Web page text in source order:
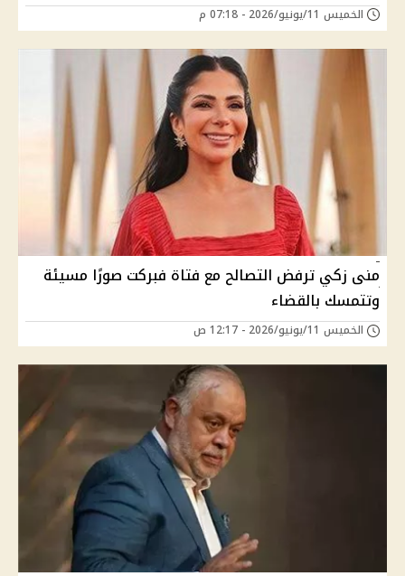
الخميس 11/يونيو/2026 - 07:18 م
منى زكي ترفض التصالح مع فتاة فبركت صورًا مسيئة
وتتمسك بالقضاء
الخميس 11/يونيو/2026 - 12:17 ص